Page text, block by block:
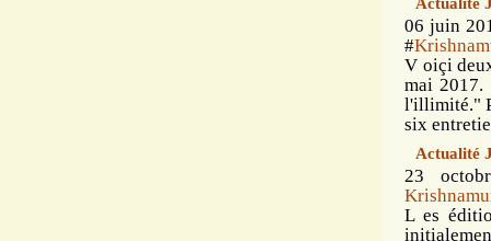
Actualité
06 juin
#
V oiçi
mai 2017.
l'illimité."
six
Actualité
23
L es